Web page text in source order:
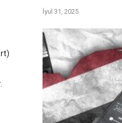
İyul 31, 2025